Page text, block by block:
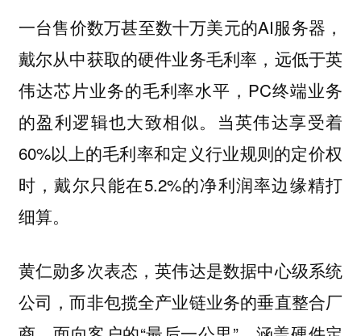
一台售价数万甚至数十万美元的AI服务器，
戴尔从中获取的硬件业务毛利率，远低于英
伟达芯片业务的毛利率水平，PC终端业务
的盈利逻辑也大致相似。当英伟达享受着
60%以上的毛利率和定义行业规则的定价权
时，戴尔只能在5.2%的净利润率边缘精打
细算。
黄仁勋多次表态，英伟达是数据中心级系统
公司，而非包揽全产业链业务的垂直整合厂